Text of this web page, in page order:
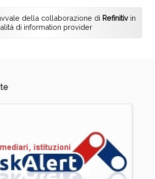
della collaborazione di Refinitiv in
di information provider